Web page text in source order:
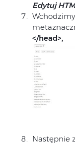
Edytuj
</head>,
Następnie